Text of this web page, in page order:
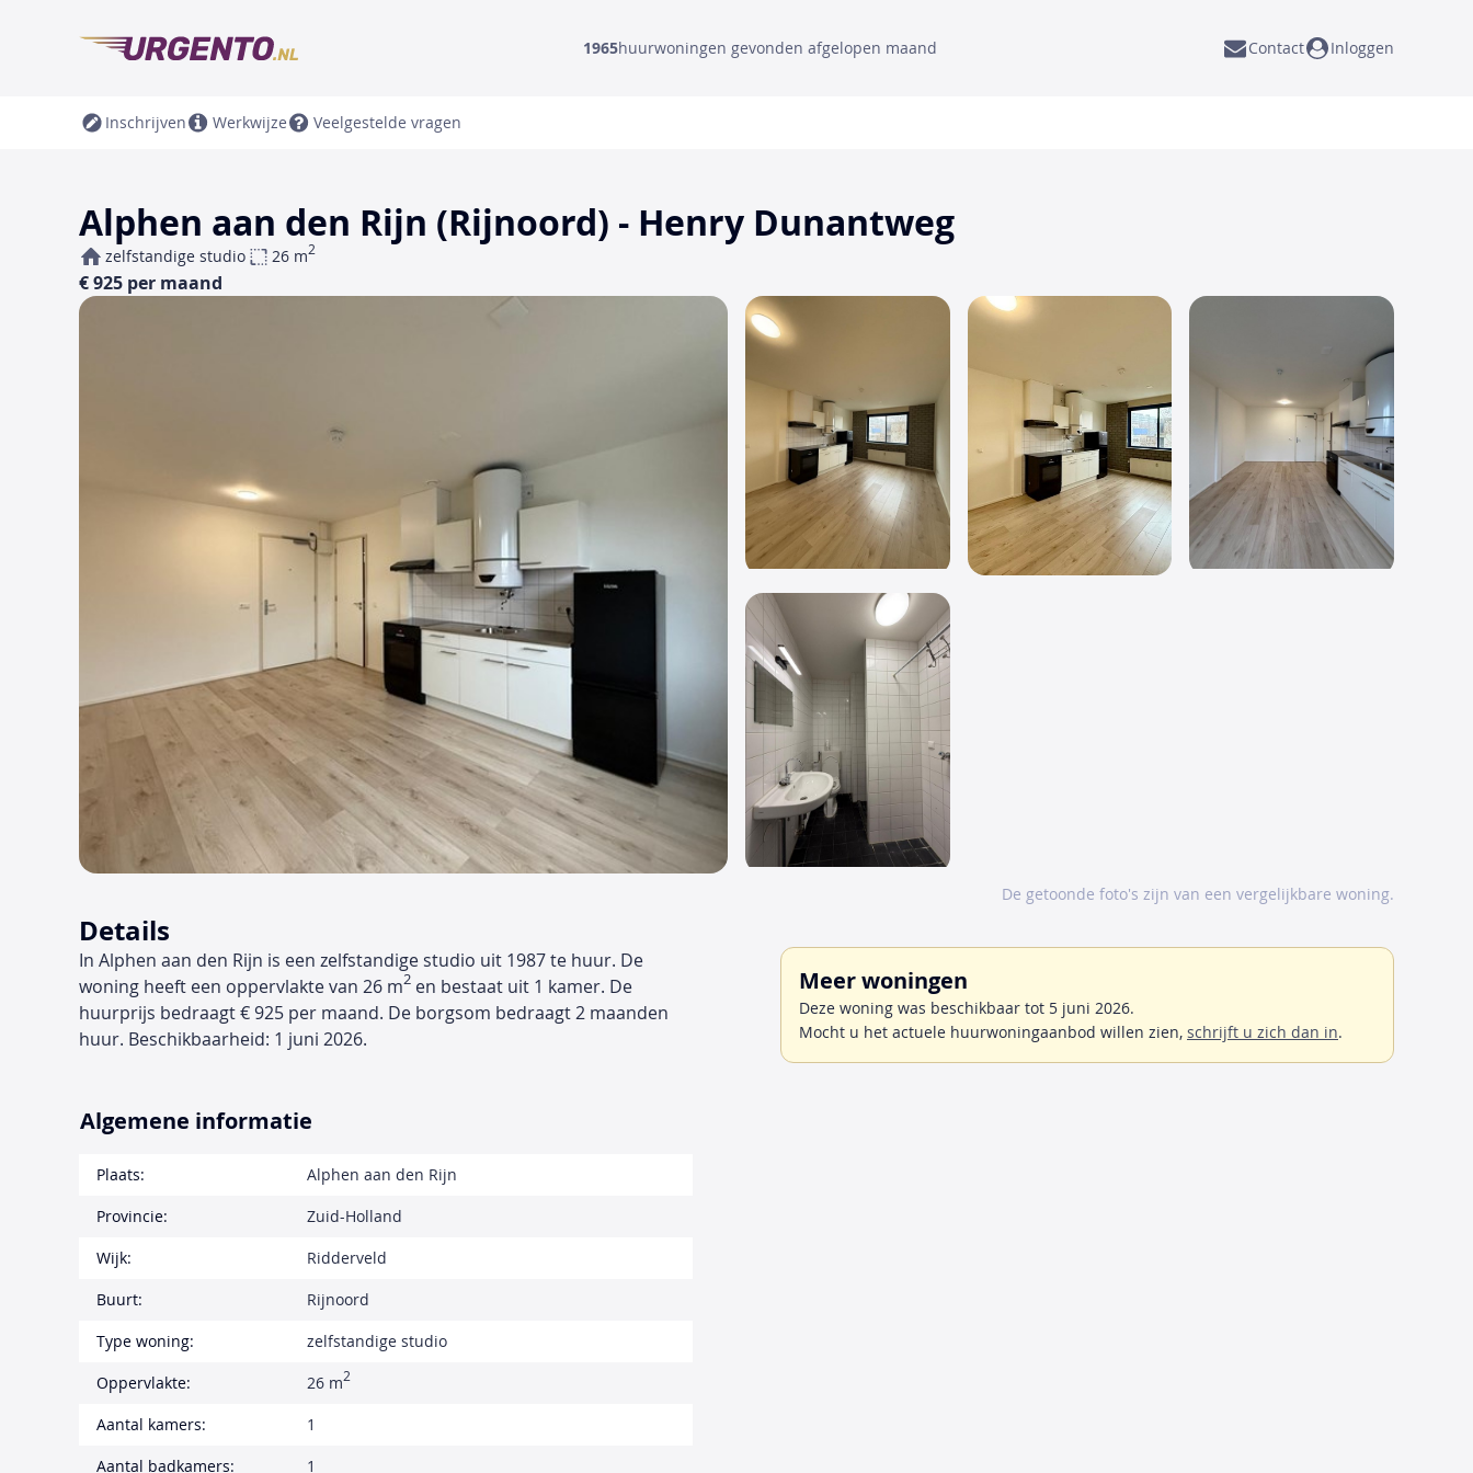
1965huurwoningen gevonden afgelopen maand Contact Inloggen
Inschrijven Werkwijze Veelgestelde vragen
Alphen aan den Rijn (Rijnoord) - Henry Dunantweg
zelfstandige studio 26 m2
€ 925 per maand
De getoonde foto's zijn van een vergelijkbare woning.
Details
In Alphen aan den Rijn is een zelfstandige studio uit 1987 te huur. De
woning heeft een oppervlakte van 26 m2 en bestaat uit 1 kamer. De
huurprijs bedraagt € 925 per maand. De borgsom bedraagt 2 maanden
huur. Beschikbaarheid: 1 juni 2026.
Meer woningen
Deze woning was beschikbaar tot 5 juni 2026.
Mocht u het actuele huurwoningaanbod willen zien, schrijft u zich dan in.
Algemene informatie
Plaats:
Alphen aan den Rijn
Provincie:
Zuid-Holland
Wijk:
Ridderveld
Buurt:
Rijnoord
Type woning:
zelfstandige studio
Oppervlakte:
26 m2
Aantal kamers:
1
Aantal badkamers:
1